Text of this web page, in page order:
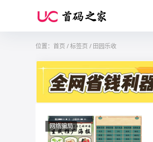
位置： 首页 /标签页 / 田园乐收
网络骗局